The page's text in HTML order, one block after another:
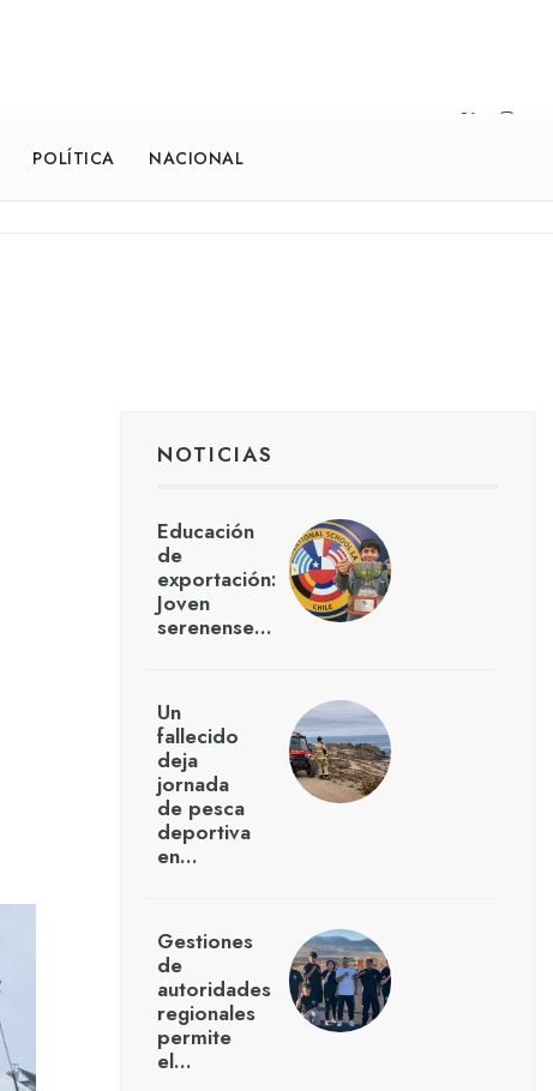
POLÍTICA NACIONAL
NOTICIAS
Educación
de
exportación:
Joven
serenense…
Un
fallecido
deja
jornada
de pesca
deportiva
en…
Gestiones
de
autoridades
regionales
permite
el…